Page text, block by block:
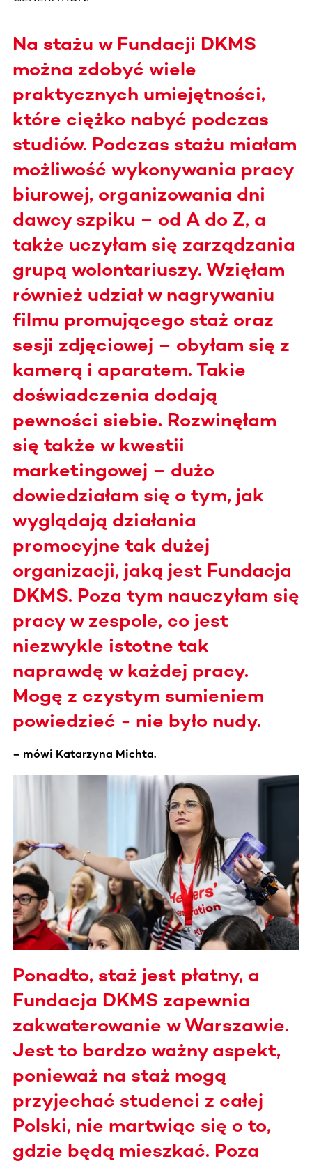
Na stażu w Fundacji DKMS
można zdobyć wiele
praktycznych umiejętności,
które ciężko nabyć podczas
studiów. Podczas stażu miałam
możliwość wykonywania pracy
biurowej, organizowania dni
dawcy szpiku – od A do Z, a
także uczyłam się zarządzania
grupą wolontariuszy. Wzięłam
również udział w nagrywaniu
filmu promującego staż oraz
sesji zdjęciowej – obyłam się z
kamerą i aparatem. Takie
doświadczenia dodają
pewności siebie. Rozwinęłam
się także w kwestii
marketingowej – dużo
dowiedziałam się o tym, jak
wyglądają działania
promocyjne tak dużej
organizacji, jaką jest Fundacja
DKMS. Poza tym nauczyłam się
pracy w zespole, co jest
niezwykle istotne tak
naprawdę w każdej pracy.
Mogę z czystym sumieniem
powiedzieć - nie było nudy.
– mówi Katarzyna Michta.
Ponadto, staż jest płatny, a
Fundacja DKMS zapewnia
zakwaterowanie w Warszawie.
Jest to bardzo ważny aspekt,
ponieważ na staż mogą
przyjechać studenci z całej
Polski, nie martwiąc się o to,
gdzie będą mieszkać. Poza